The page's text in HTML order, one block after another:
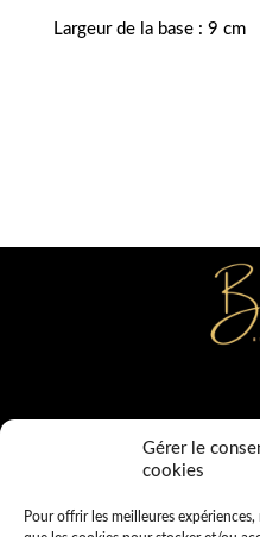
Gérer le
cookies
Pour offrir les meilleures
Largeur de la base : 9 cm
80160
Tél : 06